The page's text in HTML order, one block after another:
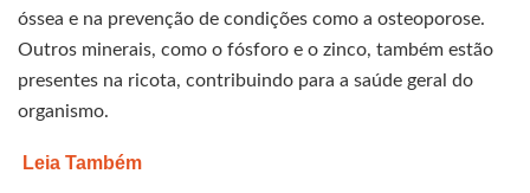
óssea e na prevenção de condições como a osteoporose.
Outros minerais, como o fósforo e o zinco, também estão
presentes na ricota, contribuindo para a saúde geral do
organismo.
Leia Também